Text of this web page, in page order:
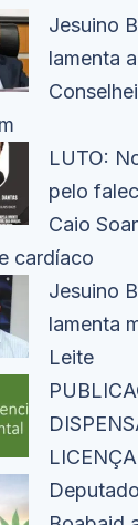
Jesuino
lamenta
LUTO:
pelo
Caio
cardíaco
Jesuino
lamenta
Leite